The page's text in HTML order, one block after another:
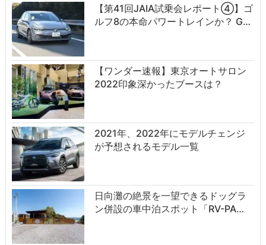
【第41回JAIA試乗会レポート④】ゴ
ルフ8の本命パワートレインか？ G…
【ワンダー速報】東京オートサロン
2022印象深かったブースは？
2021年、2022年にモデルチェンジ
が予想されるモデル一覧
日向灘の絶景を一望できるドッグラ
ン併設の車中泊スポット「RV-PA…